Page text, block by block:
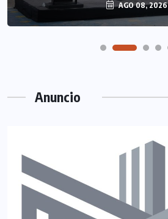
AGO 08, 2026
Anuncio